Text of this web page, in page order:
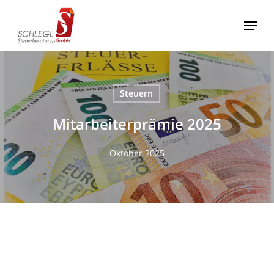
main
content
Menu
Steuern
Mitarbeiterprämie 2025
Oktober 2025
Menu